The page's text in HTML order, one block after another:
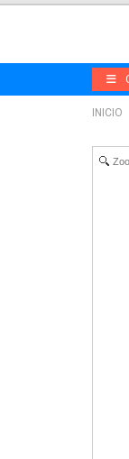
INICIO